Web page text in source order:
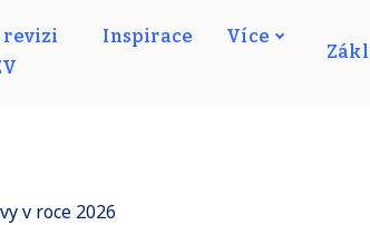
revizi
Inspirace Více
v roce 2026